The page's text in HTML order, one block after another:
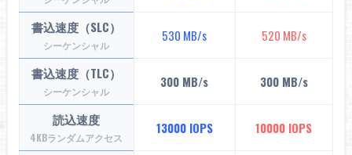
書込速度（SLC）
シーケンシャル
530 MB/s 520 MB/s
書込速度（TLC）
シーケンシャル
300 MB/s 300 MB/s
読込速度
4KBランダムアクセス
13000 IOPS 10000 IOPS